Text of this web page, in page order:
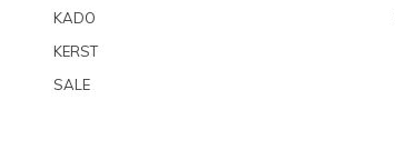
KADO
KERST
SALE